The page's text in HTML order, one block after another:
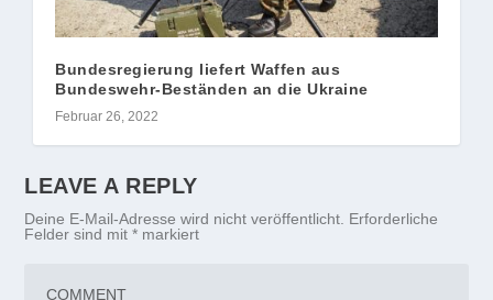
Bundesregierung liefert Waffen aus
Bundeswehr-Beständen an die Ukraine
Februar 26, 2022
LEAVE A REPLY
Deine E-Mail-Adresse wird nicht veröffentlicht. Erforderliche
Felder sind mit* markiert